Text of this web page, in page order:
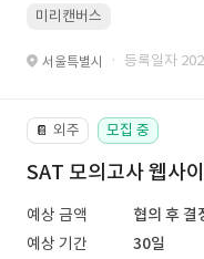
미리캔버스
서울특별시 · 등록일자
📔 외주 모집 중
SAT 모의고사 웹사
예상 금액
협의 후 결
예상 기간
30일